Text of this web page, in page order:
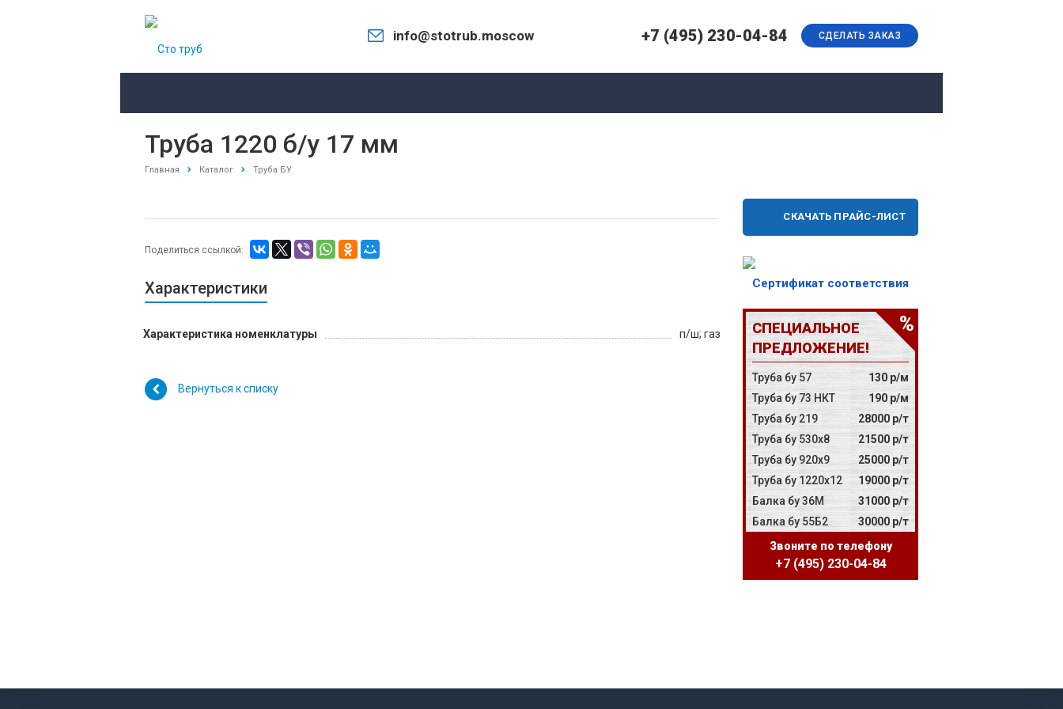
info@stotrub.moscow СДЕЛАТЬ ЗАКАЗ
+7 (495) 230-04-84
Труба 1220 б/у 17 мм
Главная Каталог Труба БУ
Поделиться ссылкой:
Характеристики
Характеристика номенклатуры п/ш; газ
Вернуться к списку
СКАЧАТЬ ПРАЙС-ЛИСТ
Сертификат соответствия
СПЕЦИАЛЬНОЕ
ПРЕДЛОЖЕНИЕ!
Труба бу 57
130 р/м
Труба бу 73 НКТ
190 р/м
Труба бу 219
28000 р/т
Труба бу 530х8
21500 р/т
Труба бу 920х9
25000 р/т
Труба бу 1220х12
19000 р/т
Балка бу 36М
31000 р/т
Балка бу 55Б2
30000 р/т
Звоните по телефону
+7 (495) 230-04-84